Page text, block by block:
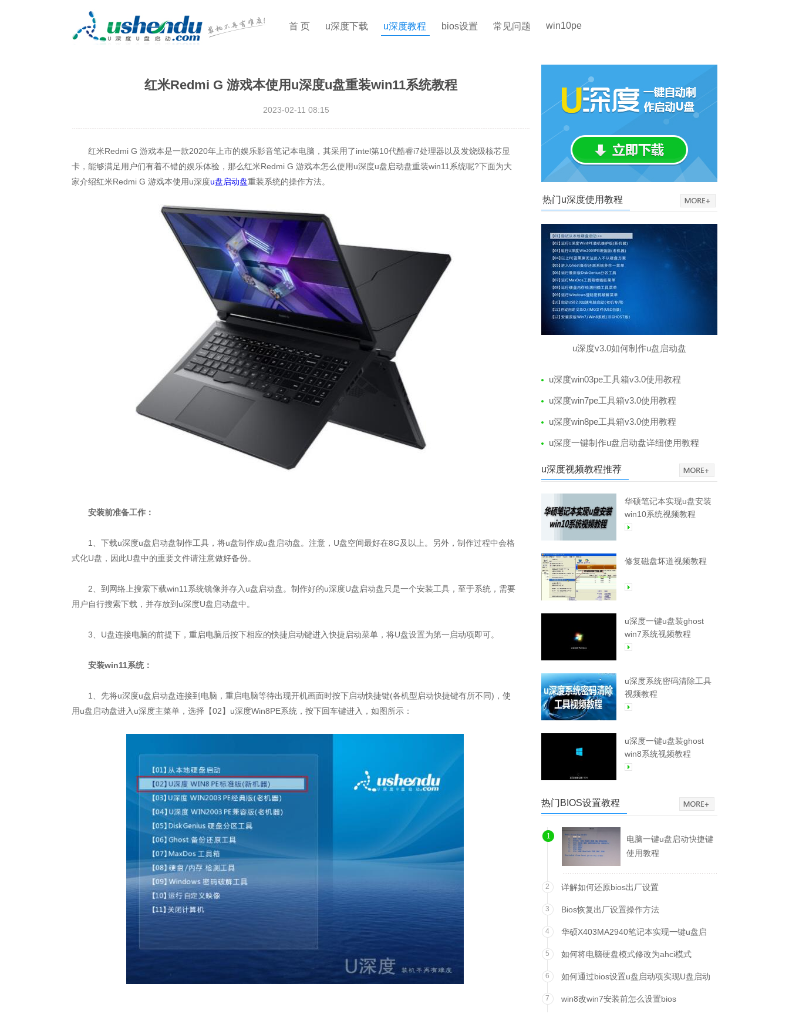
首 页 u深度下载 u深度教程 bios设置 常见问题 win10pe
红米Redmi G 游戏本使用u深度u盘重装win11系统教程
2023-02-11 08:15
红米Redmi G 游戏本是一款2020年上市的娱乐影音笔记本电脑，其采用了intel第10代酷睿i7处理器以及发烧级核芯显
卡，能够满足用户们有着不错的娱乐体验，那么红米Redmi G 游戏本怎么使用u深度u盘启动盘重装win11系统呢?下面为大
家介绍红米Redmi G 游戏本使用u深度u盘启动盘重装系统的操作方法。
安装前准备工作：
1、下载u深度u盘启动盘制作工具，将u盘制作成u盘启动盘。注意，U盘空间最好在8G及以上。另外，制作过程中会格
式化U盘，因此U盘中的重要文件请注意做好备份。
2、到网络上搜索下载win11系统镜像并存入u盘启动盘。制作好的u深度U盘启动盘只是一个安装工具，至于系统，需要
用户自行搜索下载，并存放到u深度U盘启动盘中。
3、U盘连接电脑的前提下，重启电脑后按下相应的快捷启动键进入快捷启动菜单，将U盘设置为第一启动项即可。
安装win11系统：
1、先将u深度u盘启动盘连接到电脑，重启电脑等待出现开机画面时按下启动快捷键(各机型启动快捷键有所不同)，使
用u盘启动盘进入u深度主菜单，选择【02】u深度Win8PE系统，按下回车键进入，如图所示：
热门u深度使用教程
u深度v3.0如何制作u盘启动盘
u深度win03pe工具箱v3.0使用教程
u深度win7pe工具箱v3.0使用教程
u深度win8pe工具箱v3.0使用教程
u深度一键制作u盘启动盘详细使用教程
u深度视频教程推荐
华硕笔记本实现u盘安装
win10系统视频教程
修复磁盘坏道视频教程
u深度一键u盘装ghost
win7系统视频教程
u深度系统密码清除工具
视频教程
u深度一键u盘装ghost
win8系统视频教程
热门BIOS设置教程
1
电脑一键u盘启动快捷键
使用教程
2 详解如何还原bios出厂设置
3 Bios恢复出厂设置操作方法
4
华硕X403MA2940笔记本实现一键u盘启
动方法
5 如何将电脑硬盘模式修改为ahci模式
6 如何通过bios设置u盘启动项实现U盘启动
7 win8改win7安装前怎么设置bios